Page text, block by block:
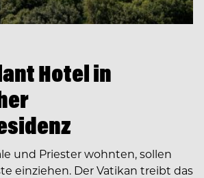
Hotel in
und Priester wohnten, sollen
einziehen. Der Vatikan treibt das